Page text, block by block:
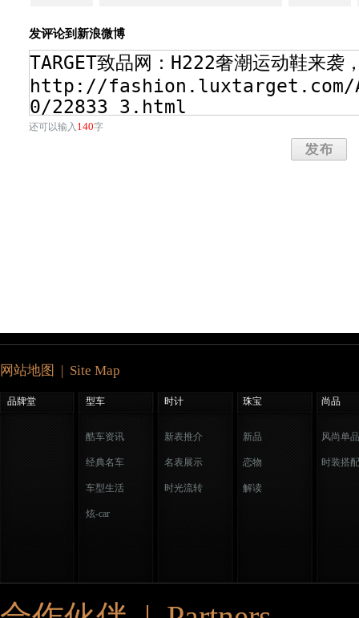
发评论到新浪微博
还可以输入 140字
网站地图 | Site Map
品牌堂 型车 时计 珠宝 尚品
酷车资讯
经典名车
车型生活
炫-car
新表推介
名表展示
时光流转
新品
恋物
解读
风尚单品
时装搭配